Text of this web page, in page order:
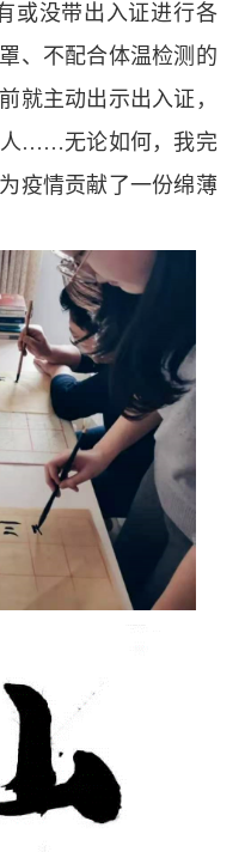
或没带出入证进行各
、不配合体温检测的
就主动出示出入证，
人……无论如何，我完
疫情贡献了一份绵薄